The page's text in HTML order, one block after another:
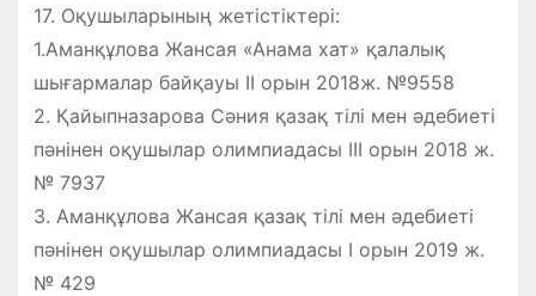
17. Оқушыларының жетістіктері:
1.Аманқұлова Жансая «Анама хат» қалалық
шығармалар байқауы ІІ орын 2018ж. №9558
2. Қайыпназарова Сәния қазақ тілі мен әдебиеті
пәнінен оқушылар олимпиадасы ІІІ орын 2018 ж.
№ 7937
3. Аманқұлова Жансая қазақ тілі мен әдебиеті
пәнінен оқушылар олимпиадасы І орын 2019 ж.
№ 429